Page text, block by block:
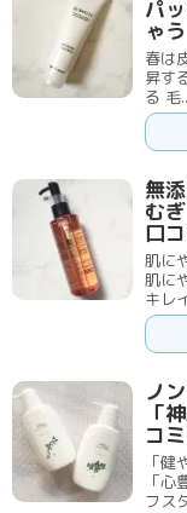
パ
ゃ
春は
昇す
る 毛
無
む
口
肌に
肌に
キレ
ノ
「
コ
「健
「
フス